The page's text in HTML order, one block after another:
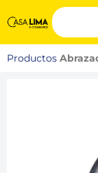
Productos